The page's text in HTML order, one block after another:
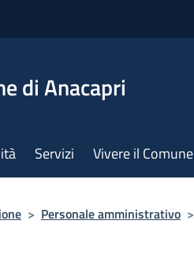
di Anacapri
Servizi Vivere il Comune
> Personale amministrativo >